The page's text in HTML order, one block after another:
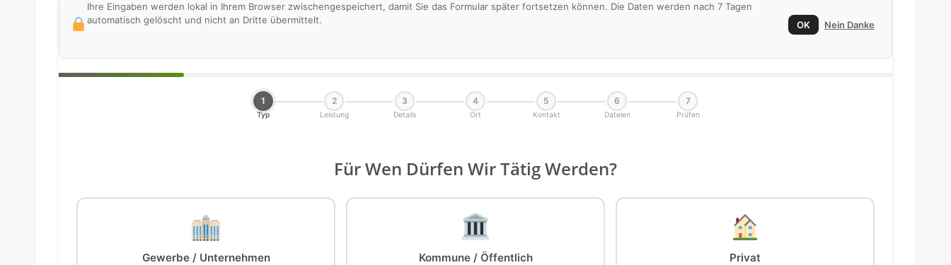
Ihre Eingaben werden lokal in Ihrem Browser zwischengespeichert, damit Sie das Formular später fortsetzen können. Die Daten werden nach 7 Tagen
automatisch gelöscht und nicht an Dritte übermittelt.
OK Nein Danke
1
Typ
2
Leistung
3
Details
4
Ort
5
Kontakt
6
Dateien
7
Prüfen
Für Wen Dürfen Wir Tätig Werden?
Gewerbe / Unternehmen Kommune / Öffentlich Privat